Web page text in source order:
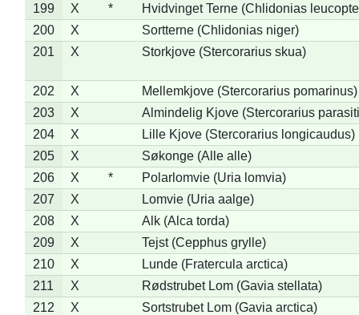
199
X *
Hvidvinget Terne (Chlidonias
200
X
Sortterne (Chlidonias niger)
201
X Storkjove (Stercorarius skua)
202 X
Mellemkjove (Stercorarius pomarinus)
203
X
Almindelig Kjove (Stercorarius
204
X
Lille Kjove (Stercorarius longicaudus)
205
X
Søkonge (Alle alle)
206
X *
Polarlomvie (Uria lomvia)
207
X
Lomvie (Uria aalge)
208
X
Alk (Alca torda)
209
X
Tejst (Cepphus grylle)
210
X
Lunde (Fratercula arctica)
211
X
Rødstrubet Lom (Gavia stellata)
212
X
Sortstrubet Lom (Gavia arctica)